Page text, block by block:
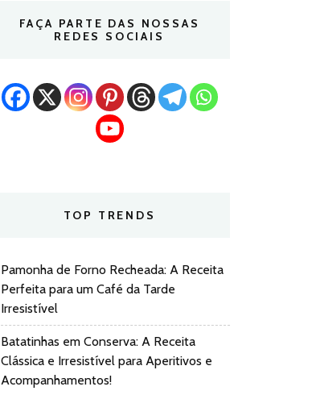
FAÇA PARTE DAS NOSSAS
REDES SOCIAIS
TOP TRENDS
Pamonha de Forno Recheada: A Receita
Perfeita para um Café da Tarde
Irresistível
Batatinhas em Conserva: A Receita
Clássica e Irresistível para Aperitivos e
Acompanhamentos!